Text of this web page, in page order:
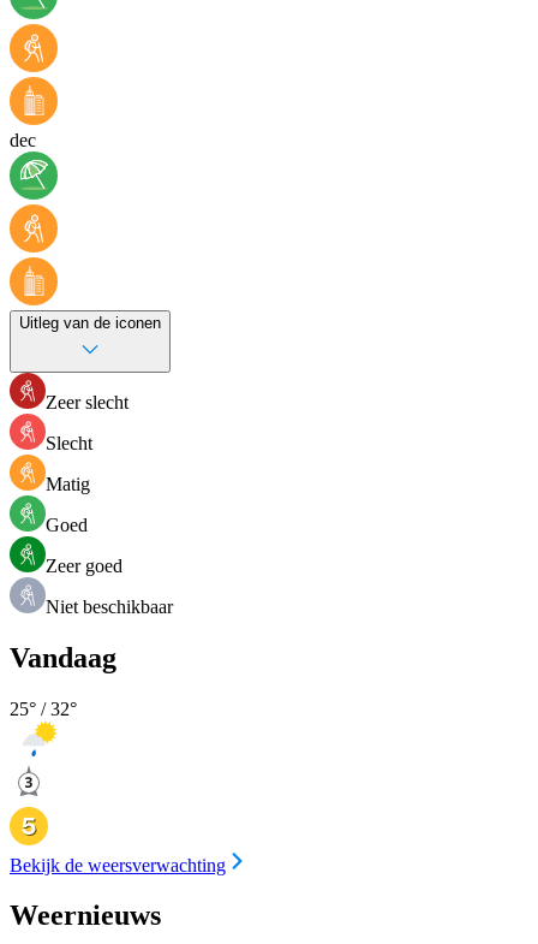
dec
Uitleg van de iconen
Zeer slecht
Slecht
Matig
Goed
Zeer goed
Niet beschikbaar
Vandaag
25° /32°
Bekijk de weersverwachting
Weernieuws